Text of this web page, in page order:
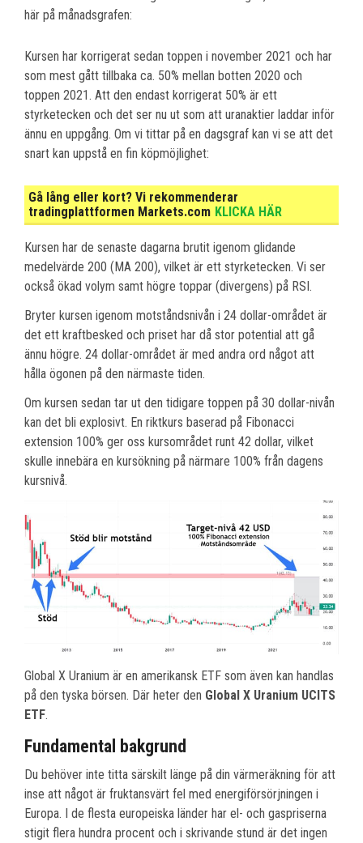
här på månadsgrafen:
Kursen har korrigerat sedan toppen i november 2021 och har
som mest gått tillbaka ca. 50% mellan botten 2020 och
toppen 2021. Att den endast korrigerat 50% är ett
styrketecken och det ser nu ut som att uranaktier laddar inför
ännu en uppgång. Om vi tittar på en dagsgraf kan vi se att det
snart kan uppstå en fin köpmöjlighet:
Gå lång eller kort? Vi rekommenderar
tradingplattformen Markets.com KLICKA HÄR
Kursen har de senaste dagarna brutit igenom glidande
medelvärde 200 (MA 200), vilket är ett styrketecken. Vi ser
också ökad volym samt högre toppar (divergens) på RSI.
Bryter kursen igenom motståndsnivån i 24 dollar-området är
det ett kraftbesked och priset har då stor potential att gå
ännu högre. 24 dollar-området är med andra ord något att
hålla ögonen på den närmaste tiden.
Om kursen sedan tar ut den tidigare toppen på 30 dollar-nivån
kan det bli explosivt. En riktkurs baserad på Fibonacci
extension 100% ger oss kursområdet runt 42 dollar, vilket
skulle innebära en kursökning på närmare 100% från dagens
kursnivå.
Global X Uranium är en amerikansk ETF som även kan handlas
på den tyska börsen. Där heter den Global X Uranium UCITS
ETF.
Fundamental bakgrund
Du behöver inte titta särskilt länge på din värmeräkning för att
inse att något är fruktansvärt fel med energiförsörjningen i
Europa. I de flesta europeiska länder har el- och gaspriserna
stigit flera hundra procent och i skrivande stund är det ingen